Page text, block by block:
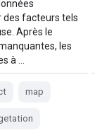
des facteurs tels
Après le
les
à …
map